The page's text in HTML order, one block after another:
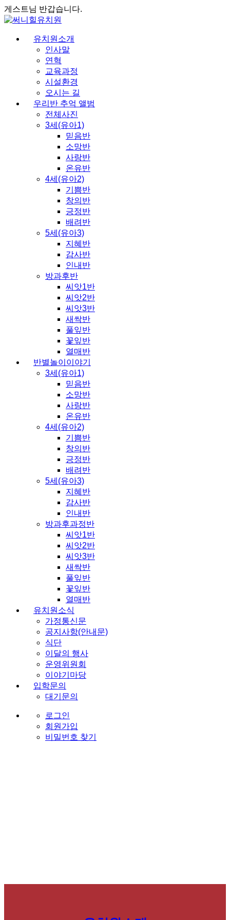
게스트님 반갑습니다.
유치원소개
인사말
연혁
교육과정
시설환경
오시는 길
우리반 추억 앨범
전체사진
3세(유아1)
믿음반
소망반
사랑반
온유반
4세(유아2)
기쁨반
창의반
긍정반
배려반
5세(유아3)
지혜반
감사반
인내반
방과후반
씨앗1반
씨앗2반
씨앗3반
새싹반
풀잎반
꽃잎반
열매반
반별놀이이야기
3세(유아1)
믿음반
소망반
사랑반
온유반
4세(유아2)
기쁨반
창의반
긍정반
배려반
5세(유아3)
지혜반
감사반
인내반
방과후과정반
씨앗1반
씨앗2반
씨앗3반
새싹반
풀잎반
꽃잎반
열매반
유치원소식
가정통신문
공지사항(안내문)
식단
이달의 행사
운영위원회
이야기마당
입학문의
대기문의
로그인
회원가입
비밀번호 찾기